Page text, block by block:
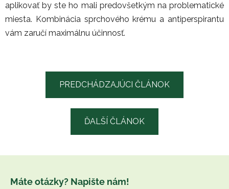
aplikovať by ste ho mali predovšetkým na problematické
miesta. Kombinácia sprchového krému a antiperspirantu
vám zaručí maximálnu účinnosť.
PREDCHÁDZAJÚCI ČLÁNOK
ĎALŠÍ ČLÁNOK
Máte otázky? Napište nám!